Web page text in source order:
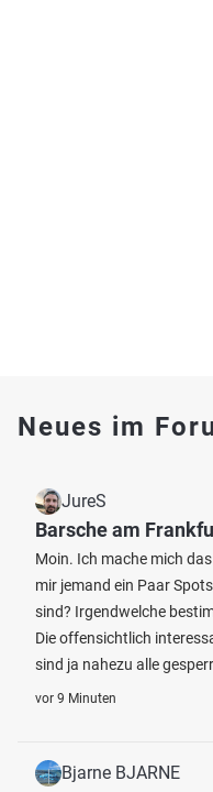
Neues im
JureS
Barsche am
Moin. Ich mache mich
mir jemand ein Paar
sind? Irgendwelche
Die offensichtlich
sind ja nahezu alle
vor 9 Minuten
Bjarne BJARNE